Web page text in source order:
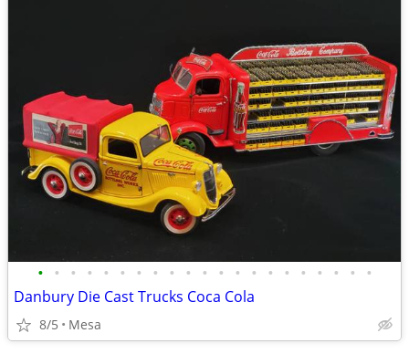
• • • • • • • • • • • • • • • • • • • • •
Danbury Die Cast Trucks Coca Cola
8/5 Mesa